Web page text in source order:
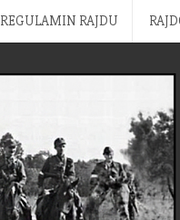
REGULAMIN RAJDU